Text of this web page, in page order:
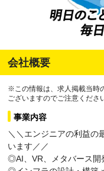
会社概要
※この情報は、求人掲載当時
ございますのでご注意くださ
事業内容
＼＼エンジニアの利益の
います／／
◎AI、VR、メタバース開